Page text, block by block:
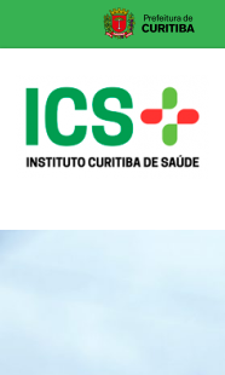
content
ICS